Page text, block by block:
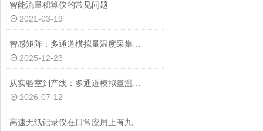
智能流量积算仪的常见问题
2021-03-19
智感矩阵：多通道模拟量温度采集的协同感知技术
2025-12-23
从实验室到产线：多通道模拟量温度采集系统在热分布研究中的应用
2026-07-12
高速无纸记录仪在日常应用上有九大性能